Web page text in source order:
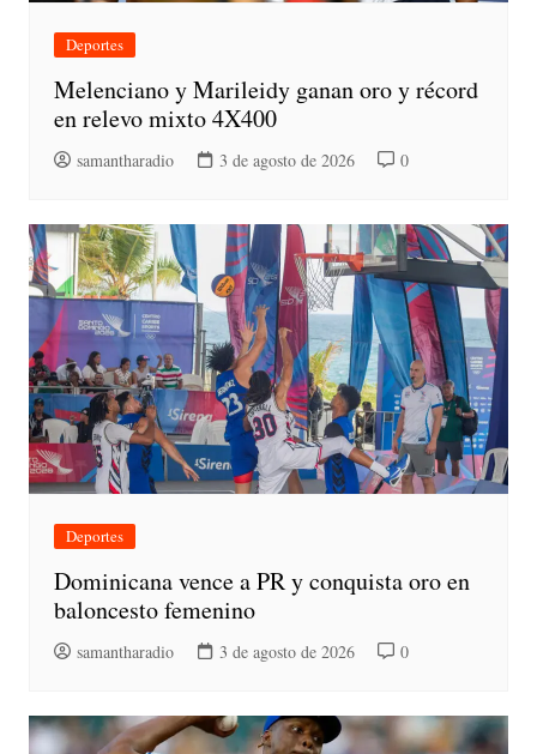
Deportes
Melenciano y Marileidy ganan oro y récord
en relevo mixto 4X400
samantharadio 3 de agosto de 2026 0
Deportes
Dominicana vence a PR y conquista oro en
baloncesto femenino
samantharadio 3 de agosto de 2026 0